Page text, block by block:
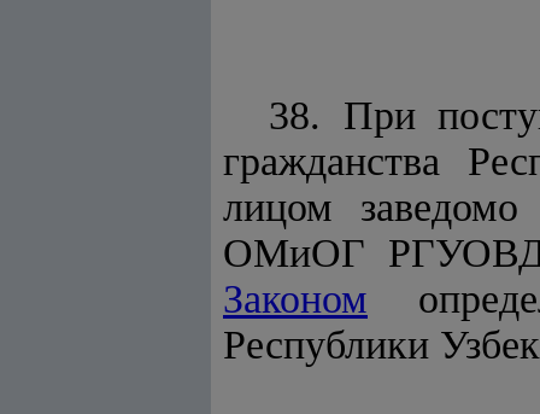
38. При
гражданства
лицом
ОМиОГ РГУОВД
Законом
Республики